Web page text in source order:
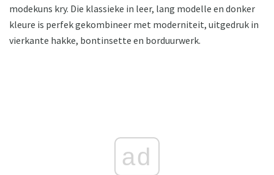
modekuns kry. Die klassieke in leer, lang modelle en donker
kleure is perfek gekombineer met moderniteit, uitgedruk in
vierkante hakke, bontinsette en borduurwerk.
ad